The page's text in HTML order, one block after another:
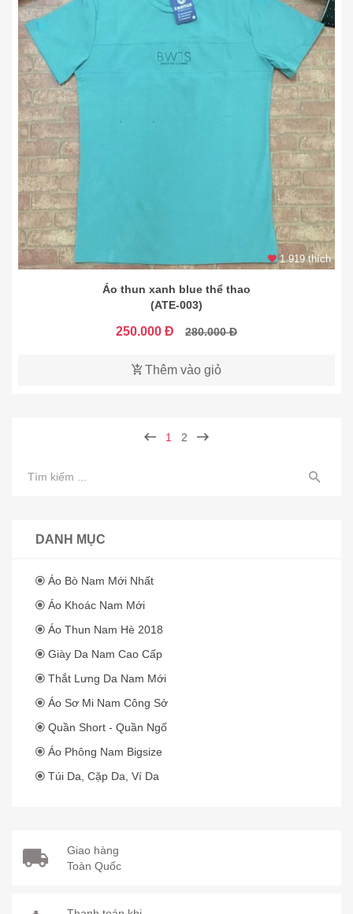
1.919 thích
Áo thun xanh blue thể thao
(ATE-003)
250.000 Đ 280.000 Đ
Thêm vào giỏ
1 2
DANH MỤC
Áo Bò Nam Mới Nhất
Áo Khoác Nam Mới
Áo Thun Nam Hè 2018
Giày Da Nam Cao Cấp
Thắt Lưng Da Nam Mới
Áo Sơ Mi Nam Công Sở
Quần Short - Quần Ngố
Áo Phông Nam Bigsize
Túi Da, Cặp Da, Ví Da
Giao hàng
Toàn Quốc